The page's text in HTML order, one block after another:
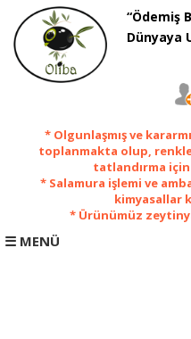
“Ödemiş
Dünyaya
* Olgunlaşmış ve
toplanmakta olup,
tatlandırma
* Salamura işlemi ve
kimyasallar
* Ürünümüz
☰ MENÜ